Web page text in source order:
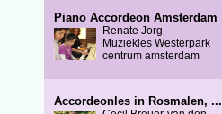
Piano Accordeon Amsterdam
Renate Jorg
Muziekles Westerpark
centrum amsterdam
Accordeonles in Rosmalen, ...